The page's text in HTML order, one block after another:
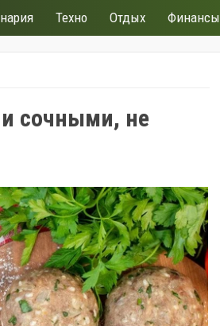
Техно Отдых Финансы
сочными, не